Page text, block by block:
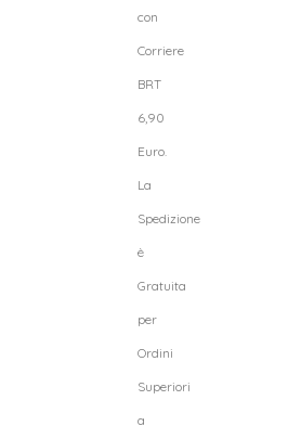
con
Corriere
BRT
6,90
Euro.
La
Spedizione
è
Gratuita
per
Ordini
Superiori
a